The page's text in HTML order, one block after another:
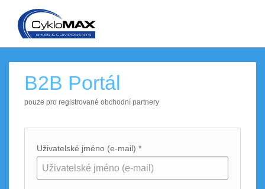
B2B Portál
pouze pro registrované obchodní partnery
Uživatelské jméno (e-mail) *